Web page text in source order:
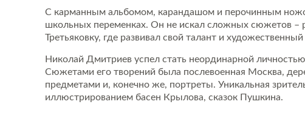
С карманным альбомом, карандашом и перочинным
школьных переменках. Он не искал сложных сюжетов –
Третьяковку, где развивал свой талант и
Николай Дмитриев успел стать неординарной
Сюжетами его творений была послевоенная Москва,
предметами и, конечно же, портреты. Уникальная
иллюстрированием басен Крылова, сказок Пушкина.